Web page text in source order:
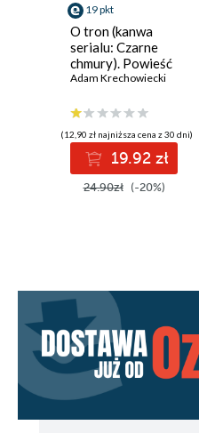
19 pkt
O tron (kanwa
serialu: Czarne
chmury). Powieść
historyczna z XVII
Adam Krechowiecki
(12,90 zł najniższa cena z 30 dni)
19.92 zł
24.90zł (-20%)